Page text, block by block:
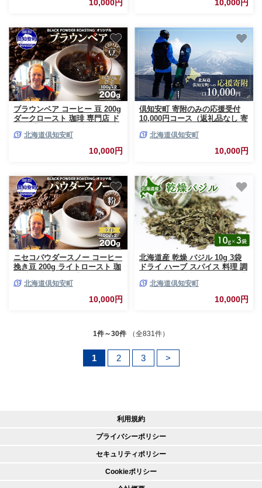
リジナル 挽きたてコーヒー
10,000円 10,000円
ブラウンベア コーヒー 豆 200g
ダークロースト 珈琲 専門店 ド
焙煎 ミディアムダーク焙煎 グ
リーンファームカフェ Coffee
中深煎り 挽きたてコーヒー
北海道倶知安町
10,000円
倶知安町 寄附のみの応援受付
10,000円コース（返礼品なし 寄
北海道倶知安町
10,000円
ニセコパウダースノー コーヒー
挽き豆 200g ライトロースト 珈
小分け 自家焙煎 ライト焙煎 グ
リーンファームカフェ オリジナ
ル 訳あり 豆 挽きたてコーヒー
北海道倶知安町
10,000円
北海道産 乾燥 バジル 10g 3袋
ドライ ハーブ スパイス 料理 調
海道 倶知安町
北海道倶知安町
10,000円
1件～30件 （全831件）
1 2 3 >
利用規約
プライバシーポリシー
セキュリティポリシー
Cookieポリシー